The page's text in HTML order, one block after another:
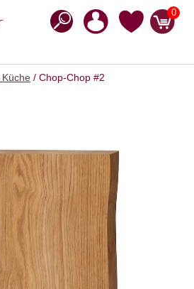
0
/ Chop-Chop #2